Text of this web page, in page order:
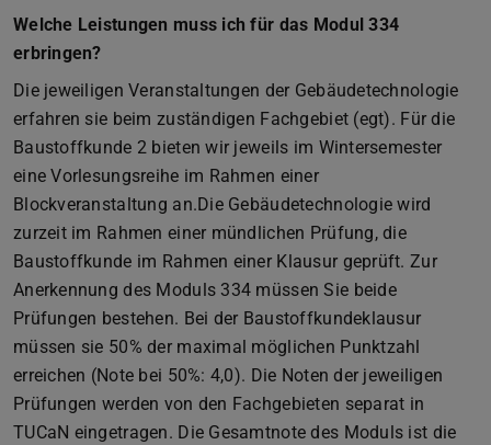
Welche Leistungen muss ich für das Modul 334
erbringen?
Die jeweiligen Veranstaltungen der Gebäudetechnologie
erfahren sie beim zuständigen Fachgebiet (egt). Für die
Baustoffkunde 2 bieten wir jeweils im Wintersemester
eine Vorlesungsreihe im Rahmen einer
Blockveranstaltung an.Die Gebäudetechnologie wird
zurzeit im Rahmen einer mündlichen Prüfung, die
Baustoffkunde im Rahmen einer Klausur geprüft. Zur
Anerkennung des Moduls 334 müssen Sie beide
Prüfungen bestehen. Bei der Baustoffkundeklausur
müssen sie 50% der maximal möglichen Punktzahl
erreichen (Note bei 50%: 4,0). Die Noten der jeweiligen
Prüfungen werden von den Fachgebieten separat in
TUCaN eingetragen. Die Gesamtnote des Moduls ist die